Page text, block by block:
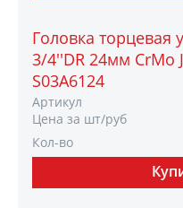
Головка торцевая
3/4''DR 24мм CrMo
S03A6124
Артикул
Цена за шт/руб
Кол-во